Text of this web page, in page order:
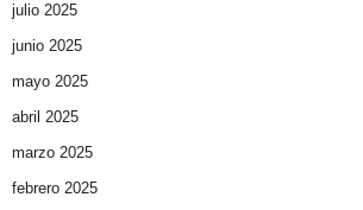
julio 2025
junio 2025
mayo 2025
abril 2025
marzo 2025
febrero 2025